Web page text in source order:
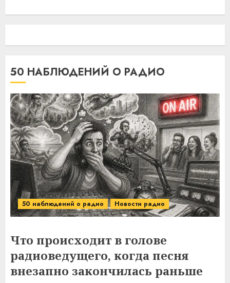
50 НАБЛЮДЕНИЙ О РАДИО
50 наблюдений о радио Новости радио
Что происходит в голове
радиоведущего, когда песня
внезапно закончилась раньше